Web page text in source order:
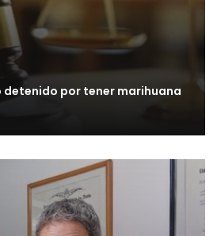
detenido por tener marihuana